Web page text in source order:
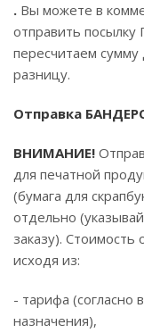
. Вы можете в
отправить посылку
пересчитаем сумму
разницу.
Отправка
ВНИМАНИЕ!
для печатной
(бумага для
отдельно
заказу). Стоимость
исходя из:
- тарифа (согласно
назначения),